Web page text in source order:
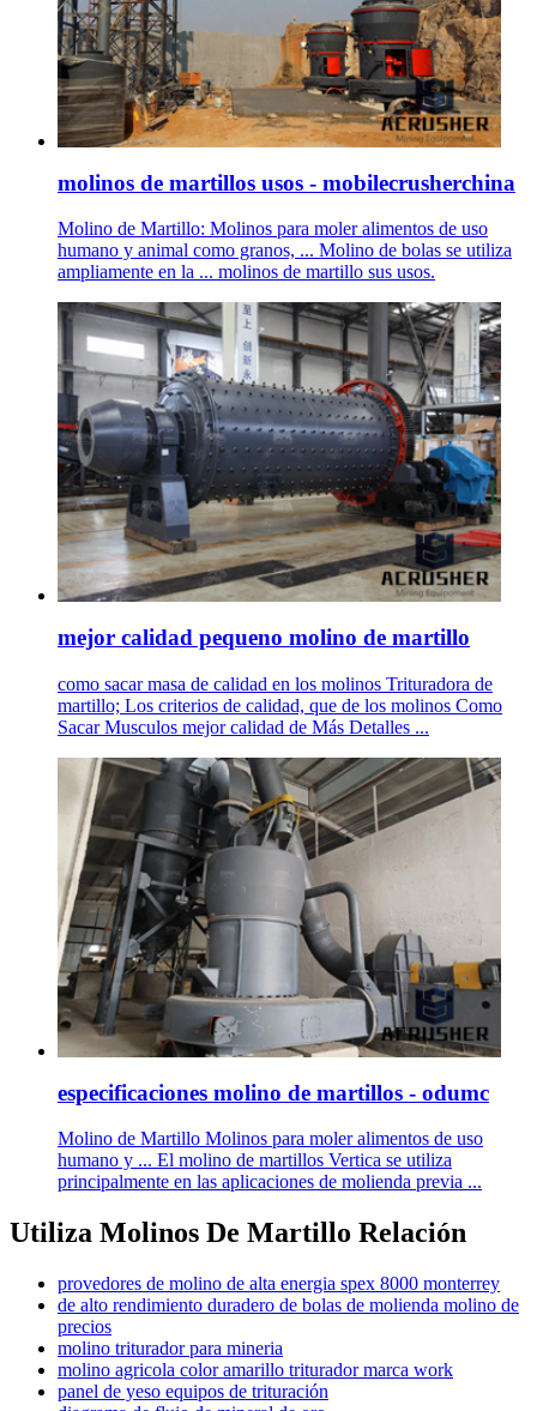
molinos de martillos usos - mobilecrusherchina
Molino de Martillo: Molinos para moler alimentos de uso
humano y animal como granos, ... Molino de bolas se utiliza
ampliamente en la ... molinos de martillo sus usos.
mejor calidad pequeno molino de martillo
como sacar masa de calidad en los molinos Trituradora de
martillo; Los criterios de calidad, que de los molinos Como
Sacar Musculos mejor calidad de Más Detalles ...
especificaciones molino de martillos - odumc
Molino de Martillo Molinos para moler alimentos de uso
humano y ... El molino de martillos Vertica se utiliza
principalmente en las aplicaciones de molienda previa ...
Utiliza Molinos De Martillo Relación
provedores de molino de alta energia spex 8000 monterrey
de alto rendimiento duradero de bolas de molienda molino de
precios
molino triturador para mineria
molino agricola color amarillo triturador marca work
panel de yeso equipos de trituración